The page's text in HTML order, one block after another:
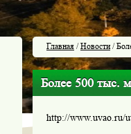
Главная /Новости/
Более 500 тыс.
http://www.uvao.ru/